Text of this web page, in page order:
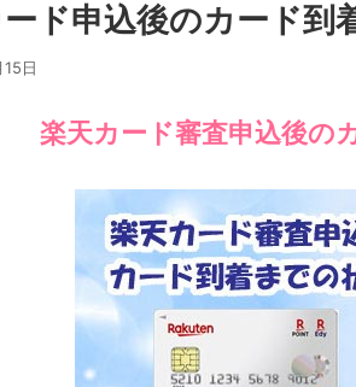
ド申込後のカード到
日
楽天カード審査申込後の